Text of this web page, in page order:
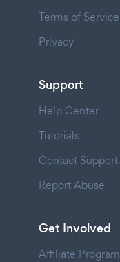
Terms of Service
Privacy
Support
Help Center
Tutorials
Contact Support
Report Abuse
Get Involved
Affiliate Program